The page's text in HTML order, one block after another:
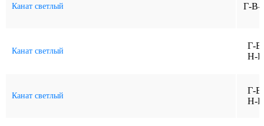
Канат светлый Г-В-
Канат светлый
Г-
Н-
Канат светлый
Г-
Н-